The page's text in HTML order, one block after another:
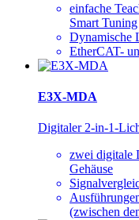
einfache
Smart Tuning
Dynamische
EtherCAT-
E3X-MDA
Digitaler 2-in-1-
zwei digitale
Gehäuse
(zwischen